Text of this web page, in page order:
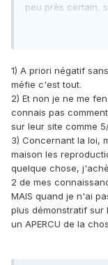
peu près certain,
situation. J'ai été
indépendant et
que pour eux
photocopiait les
que plus
spécialisés sur la
qu'il en est de
"niches" de
la notion de "petit"
loi sur la
qui interdit toute
et de l'éditeur. Je
1) A priori négatif
méfie c'est tout.
2) Et non je ne me
connais pas
sur leur site comme
3) Concernant la loi,
maison les
quelque chose,
2 de mes
MAIS quand je n'ai
plus démonstratif
un APERCU de la